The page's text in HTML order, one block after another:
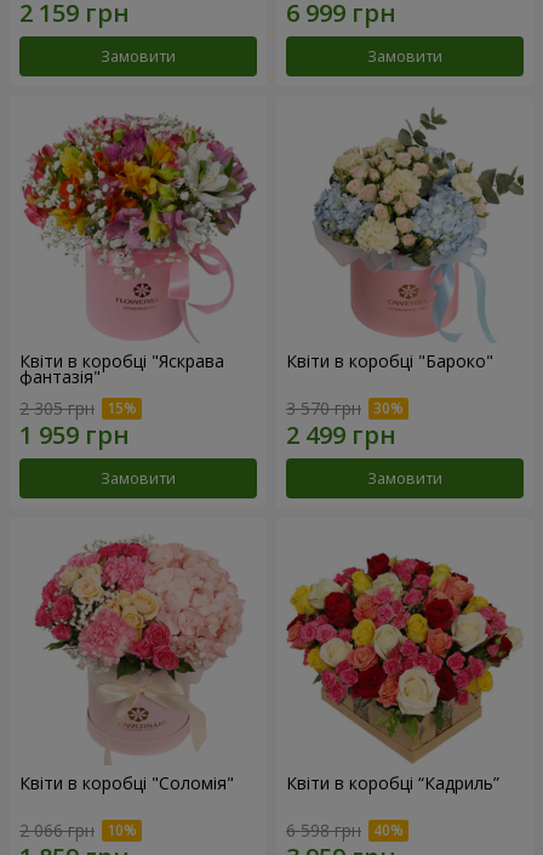
Замовити Замовити
Квіти в коробці "Яскрава
фантазія"
2 305 грн
Замовити
Квіти в коробці "Бароко"
3 570 грн
Замовити
Квіти в коробці "Соломія"
2 066 грн
Квіти в коробці “Кадриль”
6 598 грн